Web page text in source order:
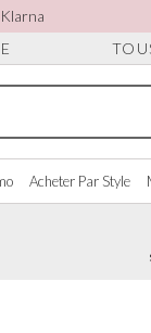
Acheter Par Style